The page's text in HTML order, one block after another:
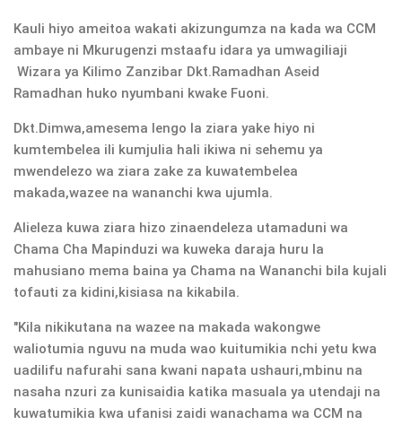
Kauli hiyo ameitoa wakati akizungumza na kada wa CCM
ambaye ni Mkurugenzi mstaafu idara ya umwagiliaji
Wizara ya Kilimo Zanzibar Dkt.Ramadhan Aseid
Ramadhan huko nyumbani kwake Fuoni.
Dkt.Dimwa,amesema lengo la ziara yake hiyo ni
kumtembelea ili kumjulia hali ikiwa ni sehemu ya
mwendelezo wa ziara zake za kuwatembelea
makada,wazee na wananchi kwa ujumla.
Alieleza kuwa ziara hizo zinaendeleza utamaduni wa
Chama Cha Mapinduzi wa kuweka daraja huru la
mahusiano mema baina ya Chama na Wananchi bila kujali
tofauti za kidini,kisiasa na kikabila.
"Kila nikikutana na wazee na makada wakongwe
waliotumia nguvu na muda wao kuitumikia nchi yetu kwa
uadilifu nafurahi sana kwani napata ushauri,mbinu na
nasaha nzuri za kunisaidia katika masuala ya utendaji na
kuwatumikia kwa ufanisi zaidi wanachama wa CCM na